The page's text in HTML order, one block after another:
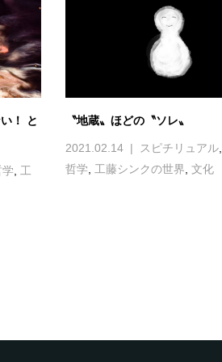
！ と
, 工
〝地蔵〟ほどの〝ソレ〟
2021.02.14 スピチリュアル,
哲学, 工藤シンクの世界, 文化